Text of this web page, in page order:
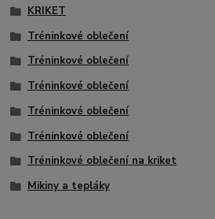
KRIKET
Tréninkové oblečení
Tréninkové oblečení
Tréninkové oblečení
Tréninkové oblečení
Tréninkové oblečení
Tréninkové oblečení na kriket
Mikiny a tepláky